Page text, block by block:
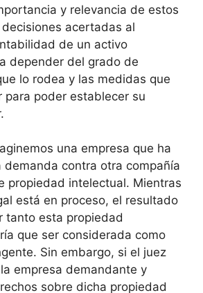
y relevancia de estos
acertadas al
de un activo
depender del grado de
lo rodea y las medidas que
para poder establecer su
una empresa que ha
demanda contra otra compañía
propiedad intelectual. Mientras
está en proceso, el resultado
tanto esta propiedad
que ser considerada como
Sin embargo, si el juez
empresa demandante y
sobre dicha propiedad